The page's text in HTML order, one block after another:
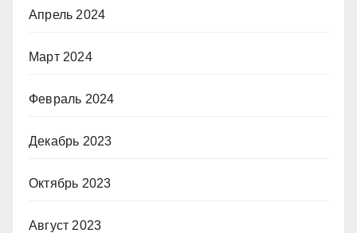
Апрель 2024
Март 2024
Февраль 2024
Декабрь 2023
Октябрь 2023
Август 2023